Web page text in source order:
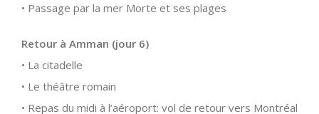
• Passage par la mer Morte et ses plages
Retour à Amman (jour 6)
• La citadelle
• Le théâtre romain
• Repas du midi à l’aéroport: vol de retour vers Montréal